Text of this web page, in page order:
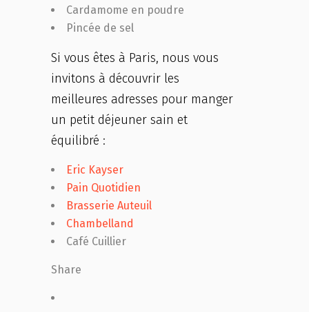
Cardamome en poudre
Pincée de sel
Si vous êtes à Paris, nous vous
invitons à découvrir les
meilleures adresses pour manger
un petit déjeuner sain et
équilibré :
Eric Kayser
Pain Quotidien
Brasserie Auteuil
Chambelland
Café Cuillier
Share